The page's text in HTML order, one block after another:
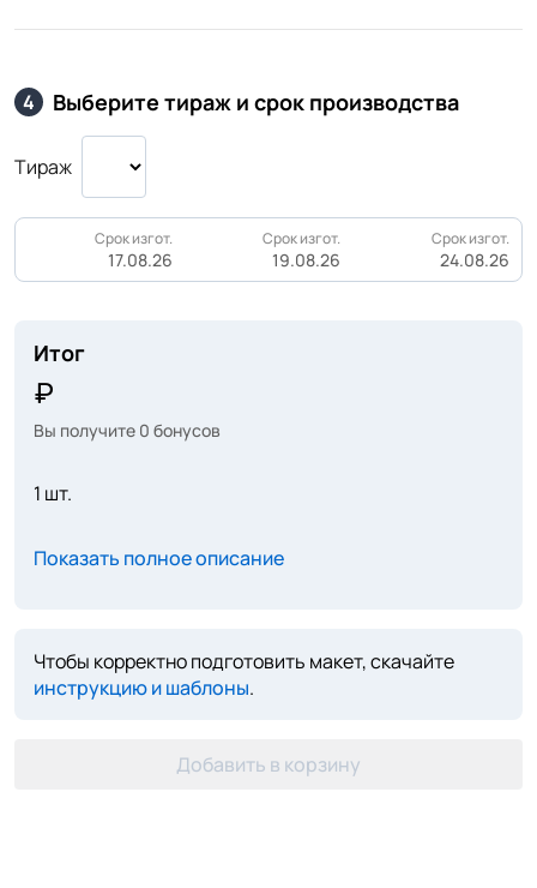
4 Выберите тираж и срок производства
Тираж
Срок изгот.
17.08.26
Срок изгот.
19.08.26
Срок изгот.
24.08.26
Итог
Вы получите 0 бонусов
1 шт.
Показать полное описание
Чтобы корректно подготовить макет, скачайте
инструкцию и шаблоны.
Добавить в корзину